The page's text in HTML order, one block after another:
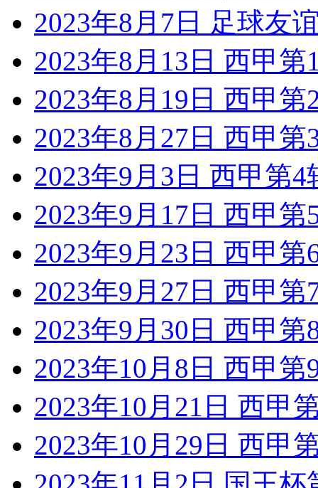
2023年8月7日 足球友
2023年8月13日 西甲
2023年8月19日 西甲
2023年8月27日 西甲
2023年9月3日 西甲第
2023年9月17日 西甲
2023年9月23日 西甲
2023年9月27日 西甲
2023年9月30日 西甲
2023年10月8日 西甲
2023年10月21日 西甲
2023年10月29日 西甲